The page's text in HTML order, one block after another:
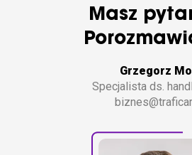
Masz
Grzegorz
Specjalista ds.